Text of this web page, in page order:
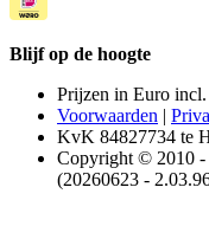
Blijf op de hoogte
Prijzen in Euro
Voorwaarden |
KvK 84827734 te
Copyright © 2010 -
(20260623 -